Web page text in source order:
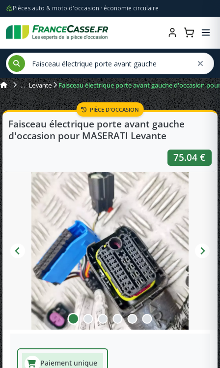
Pièces auto & moto d'occasion · économie circulaire
Levante Faisceau électrique porte avant gauche d'occasion
PIÈCE D'OCCASION
Faisceau électrique porte avant gauche
d'occasion pour MASERATI Levante
75.04 €
Paiement unique